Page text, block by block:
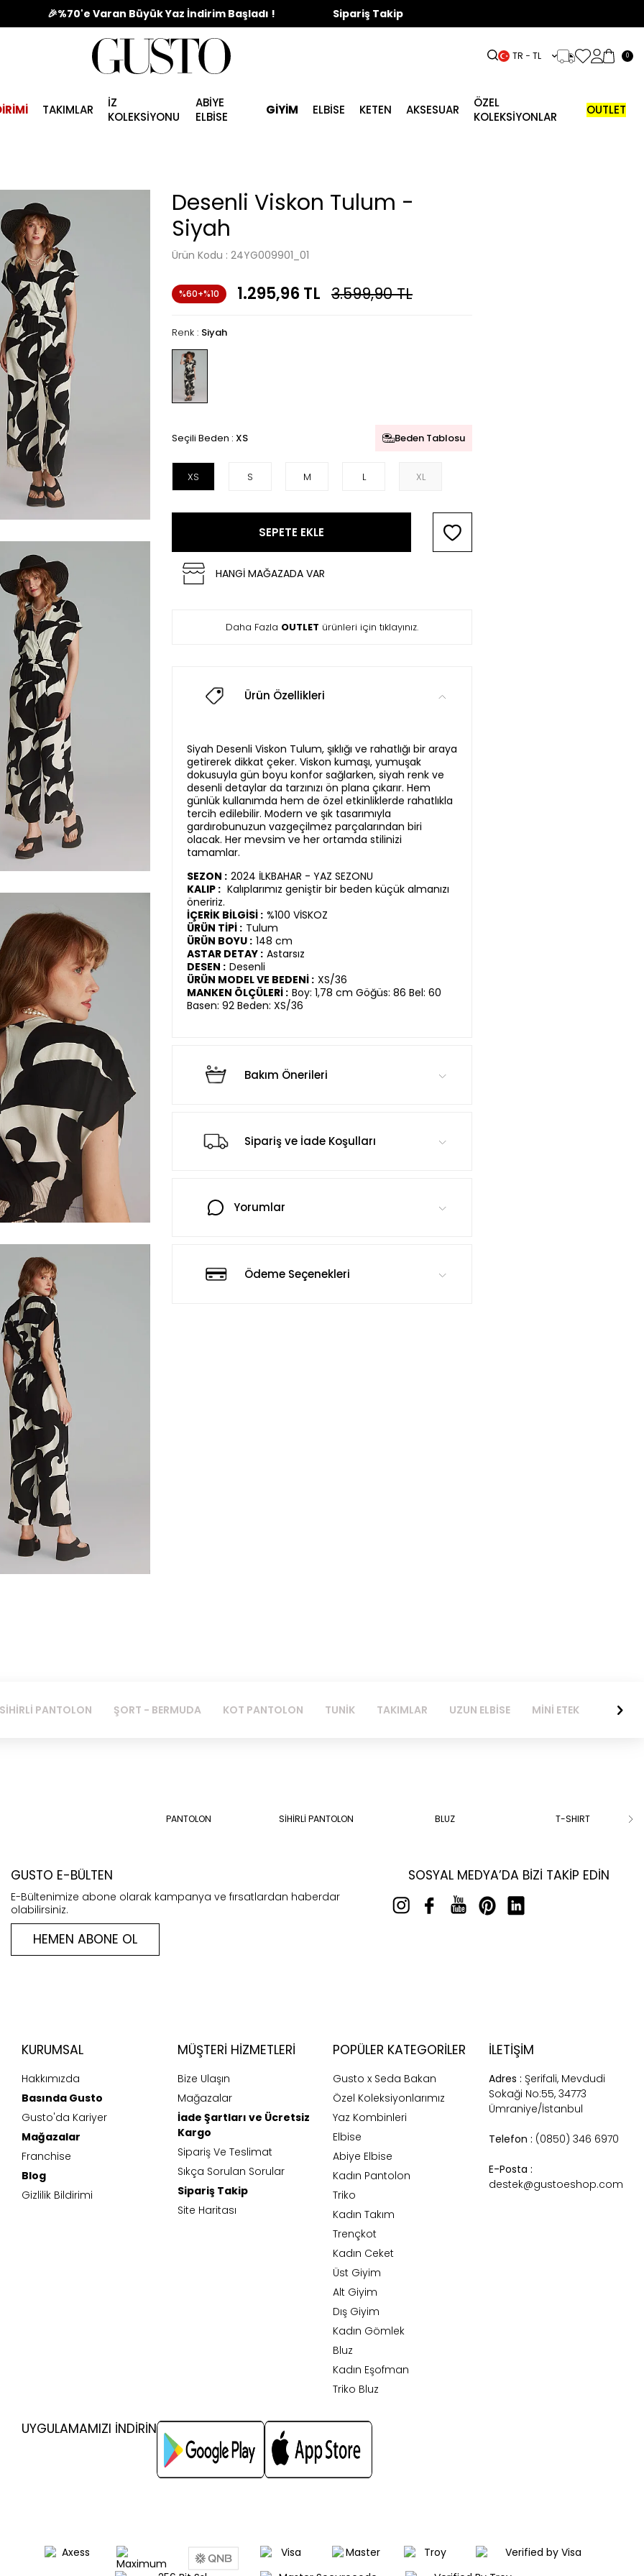
🎉%70'e Varan Büyük Yaz İndirim Başladı ! Sipariş Takip
TR − TL 0
TAKIMLAR
İZ
KOLEKSİYONU
ABİYE
ELBİSE
GİYİM ELBISE KETEN AKSESUAR
ÖZEL
KOLEKSİYONLAR
OUTLET
Desenli Viskon Tulum -
Siyah
Ürün Kodu : 24YG009901_01
%60+%10 1.295,96TL 3.599,90TL
Renk : Siyah
Seçili Beden : XS Beden Tablosu
XS S M L XL
SEPETE EKLE
HANGİ MAĞAZADA VAR
Daha Fazla OUTLET ürünleri için tıklayınız.
Ürün Özellikleri
Siyah Desenli Viskon Tulum, şıklığı ve rahatlığı bir araya
getirerek dikkat çeker. Viskon kumaşı, yumuşak
dokusuyla gün boyu konfor sağlarken, siyah renk ve
desenli detaylar da tarzınızı ön plana çıkarır. Hem
günlük kullanımda hem de özel etkinliklerde rahatlıkla
tercih edilebilir. Modern ve şık tasarımıyla
gardırobunuzun vazgeçilmez parçalarından biri
olacak. Her mevsim ve her ortamda stilinizi
tamamlar.
SEZON : 2024 İLKBAHAR - YAZ SEZONU
KALIP : Kalıplarımız geniştir bir beden küçük almanızı
öneririz.
İÇERİK BİLGİSİ : %100 VİSKOZ
ÜRÜN TİPİ : Tulum
ÜRÜN BOYU : 148 cm
ASTAR DETAY : Astarsız
DESEN : Desenli
ÜRÜN MODEL VE BEDENİ : XS/36
MANKEN ÖLÇÜLERİ : Boy: 1,78 cm Göğüs: 86 Bel: 60
Basen: 92 Beden: XS/36
Bakım Önerileri
Sipariş ve İade Koşulları
Yorumlar
Ödeme Seçenekleri
SİHİRLİ PANTOLON ŞORT - BERMUDA KOT PANTOLON TUNİK TAKIMLAR UZUN ELBİSE MİNİ ETEK KISA
PANTOLON SİHİRLİ PANTOLON BLUZ T-SHIRT
GUSTO E-BÜLTEN
E-Bültenimize abone olarak kampanya ve fırsatlardan haberdar
olabilirsiniz.
HEMEN ABONE OL
SOSYAL MEDYA’DA BIZI TAKIP EDIN
KURUMSAL
Hakkımızda
Basında Gusto
Gusto'da Kariyer
Mağazalar
Franchise
Blog
Gizlilik Bildirimi
MÜŞTERI HIZMETLERI
Bize Ulaşın
Mağazalar
İade Şartları ve Ücretsiz
Kargo
Sipariş Ve Teslimat
Sıkça Sorulan Sorular
Sipariş Takip
Site Haritası
POPÜLER KATEGORILER
Gusto x Seda Bakan
Özel Koleksiyonlarımız
Yaz Kombinleri
Elbise
Abiye Elbise
Kadın Pantolon
Triko
Kadın Takım
Trençkot
Kadın Ceket
Üst Giyim
Alt Giyim
Dış Giyim
Kadın Gömlek
Bluz
Kadın Eşofman
Triko Bluz
İLETİŞİM
Adres : Şerifali, Mevdudi
Sokaği No:55, 34773
Ümraniye/İstanbul
Telefon : (0850) 346 6970
E-Posta :
destek@gustoeshop.com
UYGULAMAMIZI İNDİRİN